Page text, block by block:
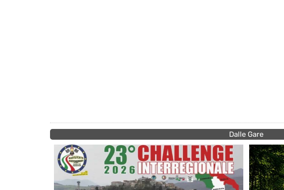
Dalle Gare